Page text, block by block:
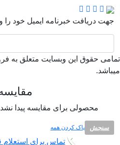
جهت دریافت خبرنامه ایمیل خود را
حقوق این وبسایت متعلق به
مقایسه
محصولی برای مقایسه پیدا نشد.
پاک کردن همه سنجش
تماس برای استعلام